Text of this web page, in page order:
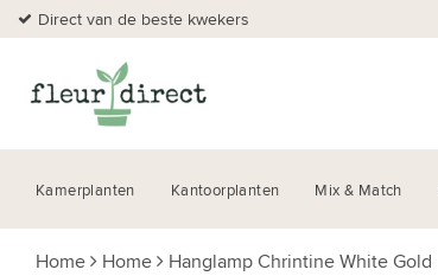
Direct van de beste kwekers
Kamerplanten Kantoorplanten Mix & Match
Home Home Hanglamp Chrintine White Gold